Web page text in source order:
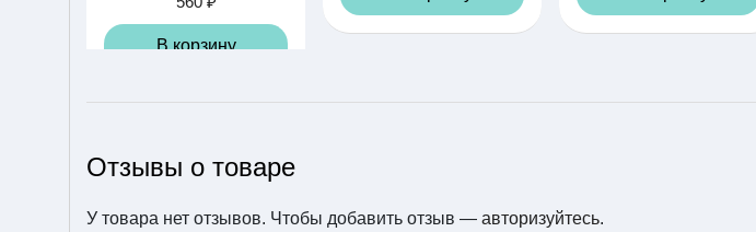
В корзину
Отзывы о товаре
У товара нет отзывов. Чтобы добавить отзыв — авторизуйтесь.